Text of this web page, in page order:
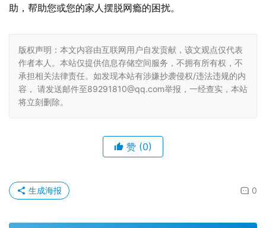
助，帮助您或您的家人摆脱网瘾的困扰。
版权声明：本文内容由互联网用户自发贡献，该文观点仅代表
作者本人。本站仅提供信息存储空间服务，不拥有所有权，不
承担相关法律责任。如发现本站有涉嫌抄袭侵权/违法违规的内
容， 请发送邮件至89291810@qq.com举报，一经查实，本站
将立刻删除。
赞 (0)
0
生成海报